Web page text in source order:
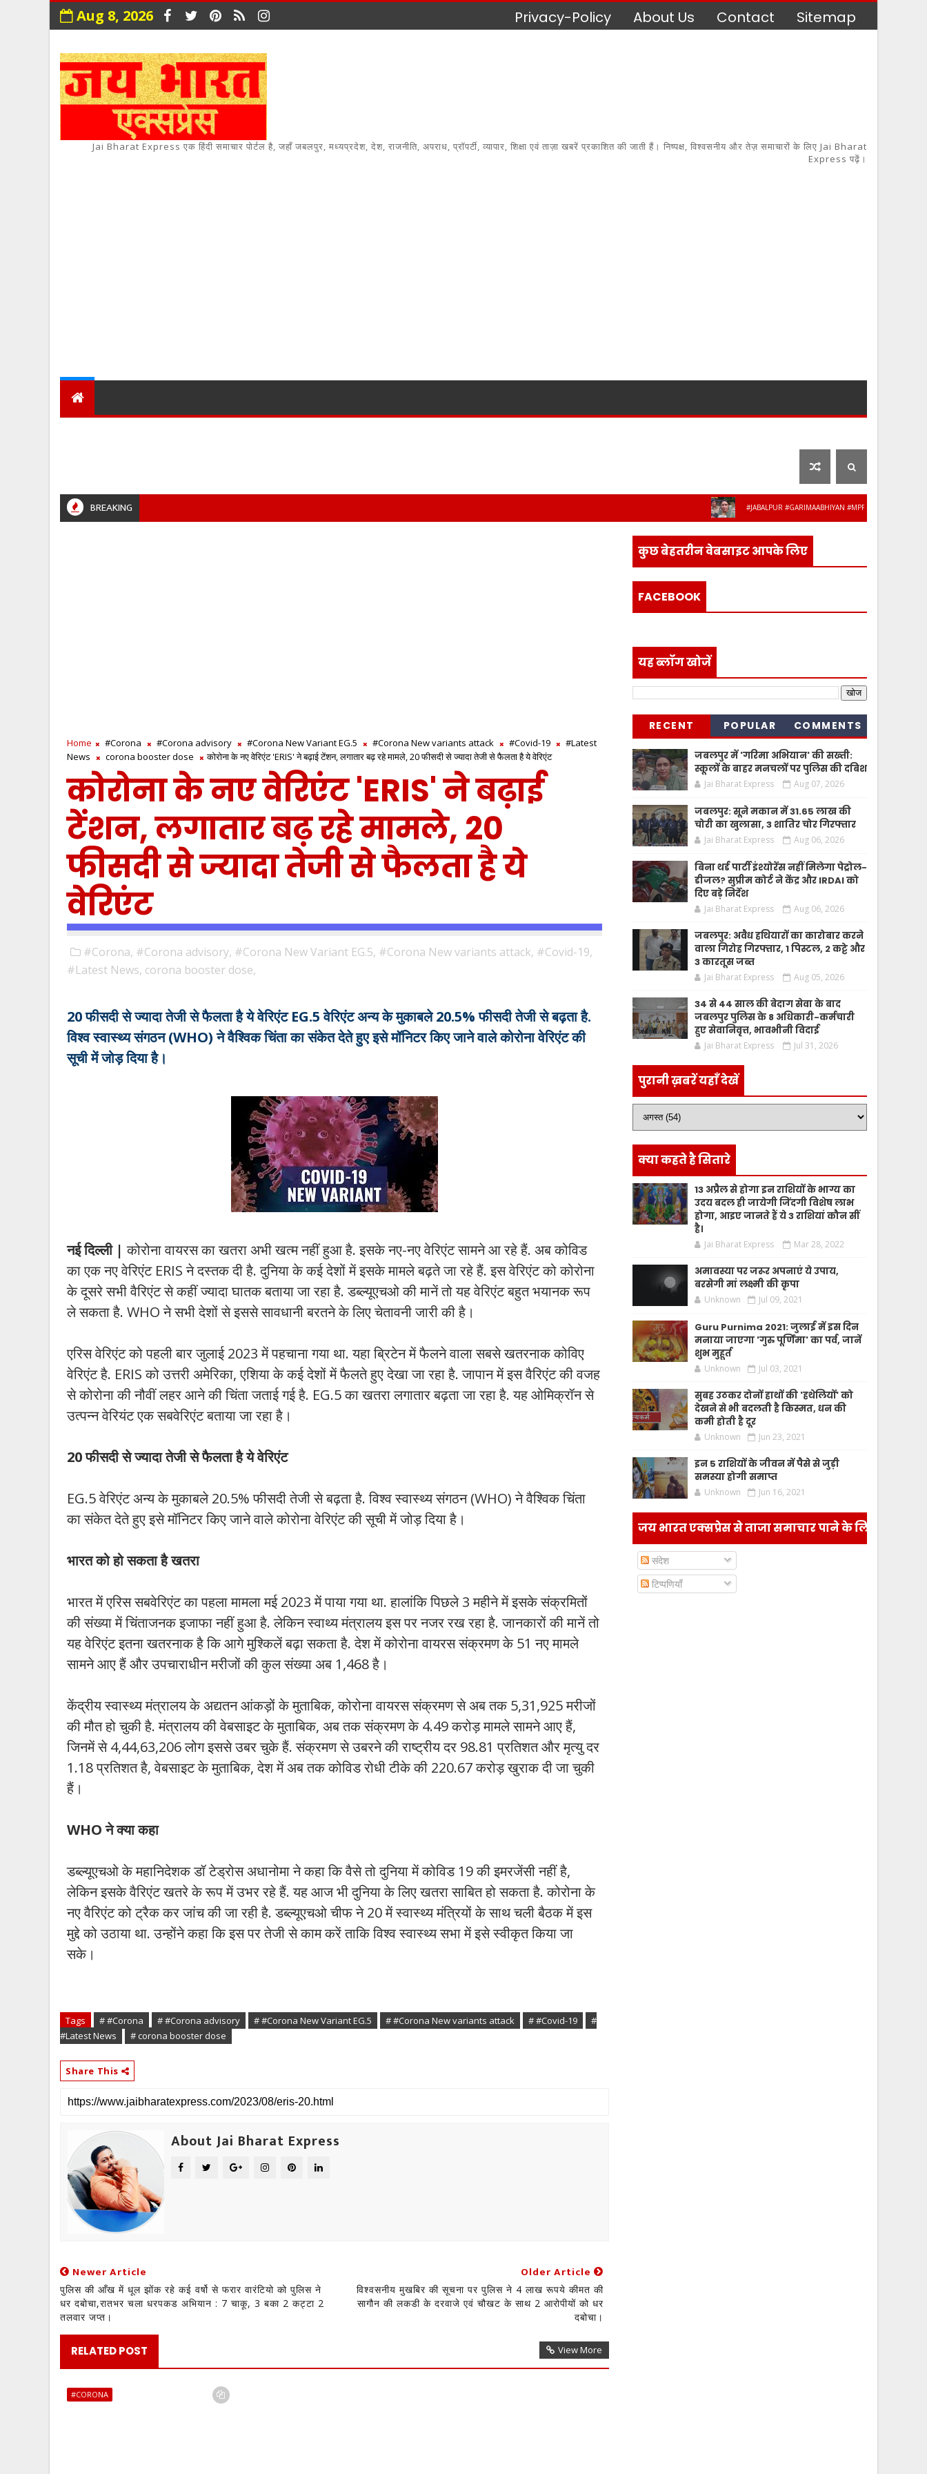
Aug 8, 2026 Privacy-Policy About Us Contact Sitemap
Jai Bharat Express एक हिंदी समाचार पोर्टल है, जहाँ जबलपुर, मध्यप्रदेश, देश, राजनीति, अपराध, प्रॉपर्टी, व्यापार, शिक्षा एवं ताज़ा खबरें प्रकाशित की जाती हैं। निष्पक्ष, विश्वसनीय और तेज़ समाचारों के लिए Jai Bharat
Express पढ़ें।
BREAKING #JABALPUR #GARIMAABHIYAN #MPPOLICE #WOMENSAFETY
Home #Corona #Corona advisory #Corona New Variant EG.5 #Corona New variants attack #Covid-19
#Latest
News
corona booster dose कोरोना के नए वेरिएंट 'ERIS' ने बढ़ाई टेंशन, लगातार बढ़ रहे मामले, 20 फीसदी से ज्यादा तेजी से फैलता है ये वेरिएंट
कोरोना के नए वेरिएंट 'ERIS' ने बढ़ाई
टेंशन, लगातार बढ़ रहे मामले, 20
फीसदी से ज्यादा तेजी से फैलता है ये
वेरिएंट
#Corona, #Corona advisory, #Corona New Variant EG.5, #Corona New variants attack, #Covid-19,
#Latest News, corona booster dose,
20 फीसदी से ज्यादा तेजी से फैलता है ये वेरिएंट EG.5 वेरिएंट अन्य के मुकाबले 20.5% फीसदी तेजी से बढ़ता है.
विश्व स्वास्थ्य संगठन (WHO) ने वैश्विक चिंता का संकेत देते हुए इसे मॉनिटर किए जाने वाले कोरोना वेरिएंट की
सूची में जोड़ दिया है।
नई दिल्ली | कोरोना वायरस का खतरा अभी खत्म नहीं हुआ है. इसके नए-नए वेरिएंट सामने आ रहे हैं. अब कोविड
का एक नए वेरिएंट ERIS ने दस्तक दी है. दुनिया के कई देशों में इसके मामले बढ़ते जा रहे हैं. इस वेरिएंट को कोरोना
के दूसरे सभी वैरिएंट से कहीं ज्यादा घातक बताया जा रहा है. डब्ल्यूएचओ की मानें तो यह वेरिएंट बहुत भयानक रूप
ले सकता है. WHO ने सभी देशों से इससे सावधानी बरतने के लिए चेतावनी जारी की है।
एरिस वेरिएंट को पहली बार जुलाई 2023 में पहचाना गया था. यहा ब्रिटेन में फैलने वाला सबसे खतरनाक कोविए
वेरिएंट है. ERIS को उत्तरी अमेरिका, एशिया के कई देशों में फैलते हुए देखा जा रहा है. जापान में इस वैरिएंट की वजह
से कोरोना की नौवीं लहर आने की चिंता जताई गई है. EG.5 का खतरा लगातार बढ़ता जा रहा है. यह ओमिक्रॉन से
उत्पन्न वेरियंट एक सबवेरिएंट बताया जा रहा है।
20 फीसदी से ज्यादा तेजी से फैलता है ये वेरिएंट
EG.5 वेरिएंट अन्य के मुकाबले 20.5% फीसदी तेजी से बढ़ता है. विश्व स्वास्थ्य संगठन (WHO) ने वैश्विक चिंता
का संकेत देते हुए इसे मॉनिटर किए जाने वाले कोरोना वेरिएंट की सूची में जोड़ दिया है।
भारत को हो सकता है खतरा
भारत में एरिस सबवेरिएंट का पहला मामला मई 2023 में पाया गया था. हालांकि पिछले 3 महीने में इसके संक्रमितों
की संख्या में चिंताजनक इजाफा नहीं हुआ है. लेकिन स्वाथ्य मंत्रालय इस पर नजर रख रहा है. जानकारों की मानें तो
यह वेरिएंट इतना खतरनाक है कि आगे मुश्किलें बढ़ा सकता है. देश में कोरोना वायरस संक्रमण के 51 नए मामले
सामने आए हैं और उपचाराधीन मरीजों की कुल संख्या अब 1,468 है।
केंद्रीय स्वास्थ्य मंत्रालय के अद्यतन आंकड़ों के मुताबिक, कोरोना वायरस संक्रमण से अब तक 5,31,925 मरीजों
की मौत हो चुकी है. मंत्रालय की वेबसाइट के मुताबिक, अब तक संक्रमण के 4.49 करोड़ मामले सामने आए हैं,
जिनमें से 4,44,63,206 लोग इससे उबर चुके हैं. संक्रमण से उबरने की राष्ट्रीय दर 98.81 प्रतिशत और मृत्यु दर
1.18 प्रतिशत है, वेबसाइट के मुताबिक, देश में अब तक कोविड रोधी टीके की 220.67 करोड़ खुराक दी जा चुकी
हैं।
WHO ने क्या कहा
डब्ल्यूएचओ के महानिदेशक डॉ टेड्रोस अधानोमा ने कहा कि वैसे तो दुनिया में कोविड 19 की इमरजेंसी नहीं है,
लेकिन इसके वैरिएंट खतरे के रूप में उभर रहे हैं. यह आज भी दुनिया के लिए खतरा साबित हो सकता है. कोरोना के
नए वैरिएंट को ट्रैक कर जांच की जा रही है. डब्ल्यूएचओ चीफ ने 20 में स्वास्थ्य मंत्रियों के साथ चली बैठक में इस
मुद्दे को उठाया था. उन्होंने कहा कि इस पर तेजी से काम करें ताकि विश्व स्वास्थ्य सभा में इसे स्वीकृत किया जा
सके।
Tags # #Corona # #Corona advisory # #Corona New Variant EG.5 # #Corona New variants attack # #Covid-19
#
#Latest News
# corona booster dose
Share This
About Jai Bharat Express
Newer Article
पुलिस की आँख में धूल झोंक रहे कई वर्षो से फरार वारंटियो को पुलिस ने
धर दबोचा,रातभर चला धरपकड अभियान : 7 चाकू, 3 बका 2 कट्टा 2
तलवार जप्त।
Older Article
विश्वसनीय मुखबिर की सूचना पर पुलिस ने 4 लाख रूपये कीमत की
सागौन की लकडी के दरवाजे एवं चौखट के साथ 2 आरोपीयों को धर
दबोचा।
RELATED POST View More
#CORONA
कुछ बेहतरीन वेबसाइट आपके लिए
FACEBOOK
यह ब्लॉग खोजें
RECENT POPULAR COMMENTS
जबलपुर में 'गरिमा अभियान' की सख्ती:
स्कूलों के बाहर मनचलों पर पुलिस की दबिश
Jai Bharat Express Aug 07, 2026
जबलपुर: सूने मकान में 31.65 लाख की
चोरी का खुलासा, 3 शातिर चोर गिरफ्तार
Jai Bharat Express Aug 06, 2026
बिना थर्ड पार्टी इंश्योरेंस नहीं मिलेगा पेट्रोल-
डीजल? सुप्रीम कोर्ट ने केंद्र और IRDAI को
दिए बड़े निर्देश
Jai Bharat Express Aug 06, 2026
जबलपुर: अवैध हथियारों का कारोबार करने
वाला गिरोह गिरफ्तार, 1 पिस्टल, 2 कट्टे और
3 कारतूस जब्त
Jai Bharat Express Aug 05, 2026
34 से 44 साल की बेदाग सेवा के बाद
जबलपुर पुलिस के 8 अधिकारी-कर्मचारी
हुए सेवानिवृत्त, भावभीनी विदाई
Jai Bharat Express Jul 31, 2026
पुरानी ख़बरें यहाँ देखें
क्या कहते है सितारे
13 अप्रैल से होगा इन राशियों के भाग्य का
उदय बदल ही जायेगी जिंदगी विशेष लाभ
होगा, आइए जानते हैं ये 3 राशियां कौन सीं
है।
Jai Bharat Express Mar 28, 2022
अमावस्या पर जरूर अपनाएं ये उपाय,
बरसेगी मां लक्ष्मी की कृपा
Unknown Jul 09, 2021
Guru Purnima 2021: जुलाई में इस दिन
मनाया जाएगा 'गुरु पूर्णिमा' का पर्व, जानें
शुभ मुहूर्त
Unknown Jul 03, 2021
सुबह उठकर दोनों हाथों की 'हथेलियों' को
देखने से भी बदलती है किस्मत, धन की
कमी होती है दूर
Unknown Jun 23, 2021
इन 5 राशियों के जीवन में पैसे से जुड़ी
समस्या होगी समाप्त
Unknown Jun 16, 2021
जय भारत एक्सप्रेस से ताजा समाचार पाने के लिए
संदेश
टिप्पणियाँ